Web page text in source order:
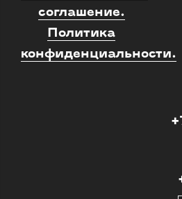
соглашение.
Политика
конфиденциальности.